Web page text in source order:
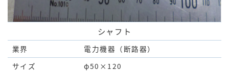
シャフト
業界
電力機器（断路器）
サイズ
φ50×120